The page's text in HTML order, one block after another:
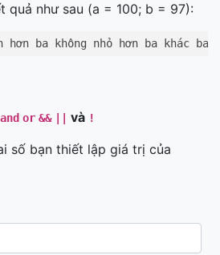
quả như sau (a = 100; b = 97):
hơn ba không nhỏ hơn ba khác ba
and or && và !
số bạn thiết lập giá trị của